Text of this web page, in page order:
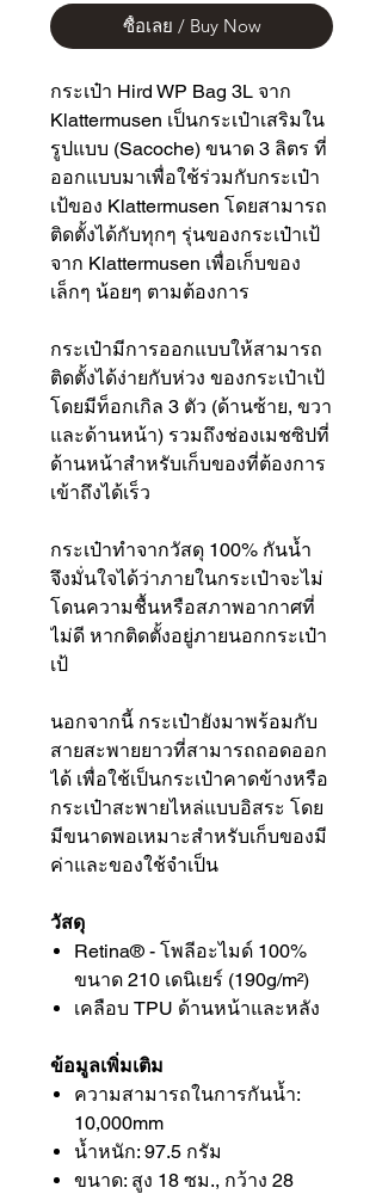
ซื้อเลย / Buy Now
กระเป๋า Hird WP Bag 3L จาก
Klattermusen เป็นกระเป๋าเสริมใน
รูปแบบ (Sacoche) ขนาด 3 ลิตร ที่
ออกแบบมาเพื่อใช้ร่วมกับกระเป๋า
เป้ของ Klattermusen โดยสามารถ
ติดตั้งได้กับทุกๆ รุ่นของกระเป๋าเป้
จาก Klattermusen เพื่อเก็บของ
เล็กๆ น้อยๆ ตามต้องการ
กระเป๋ามีการออกแบบให้สามารถ
ติดตั้งได้ง่ายกับห่วง ของกระเป๋าเป้
โดยมีท็อกเกิล 3 ตัว (ด้านซ้าย, ขวา
และด้านหน้า) รวมถึงช่องเมชซิปที่
ด้านหน้าสำหรับเก็บของที่ต้องการ
เข้าถึงได้เร็ว
กระเป๋าทำจากวัสดุ 100% กันน้ำ
จึงมั่นใจได้ว่าภายในกระเป๋าจะไม่
โดนความชื้นหรือสภาพอากาศที่
ไม่ดี หากติดตั้งอยู่ภายนอกกระเป๋า
เป้
นอกจากนี้ กระเป๋ายังมาพร้อมกับ
สายสะพายยาวที่สามารถถอดออก
ได้ เพื่อใช้เป็นกระเป๋าคาดข้างหรือ
กระเป๋าสะพายไหล่แบบอิสระ โดย
มีขนาดพอเหมาะสำหรับเก็บของมี
ค่าและของใช้จำเป็น
วัสดุ
Retina® - โพลีอะไมด์ 100%
ขนาด 210 เดนิเยร์ (190g/m²)
เคลือบ TPU ด้านหน้าและหลัง
ข้อมูลเพิ่มเติม
ความสามารถในการกันน้ำ:
10,000mm
น้ำหนัก: 97.5 กรัม
ขนาด: สูง 18 ซม., กว้าง 28